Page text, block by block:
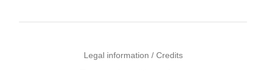
Legal information / Credits